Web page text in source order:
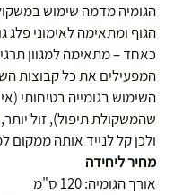
הגומיה מדמה שימוש
הגוף ומתאימה לאימוני פלג
כאחד – מתאימה למגוון
המפעילים את כל קבוצות
השימוש בגומייה בטיחותי
שהמשקולת תיפול), זול
ולכן קל לנייד אותה ממקום
מחיר ליחידה
אורך הגומיה: 120 ס"מ